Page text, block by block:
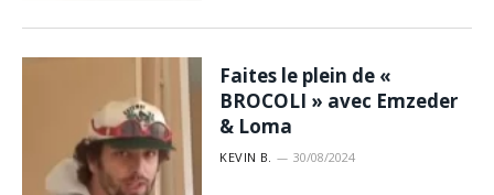
Faites le plein de «
BROCOLI » avec Emzeder
& Loma
KEVIN B. 30/08/2024